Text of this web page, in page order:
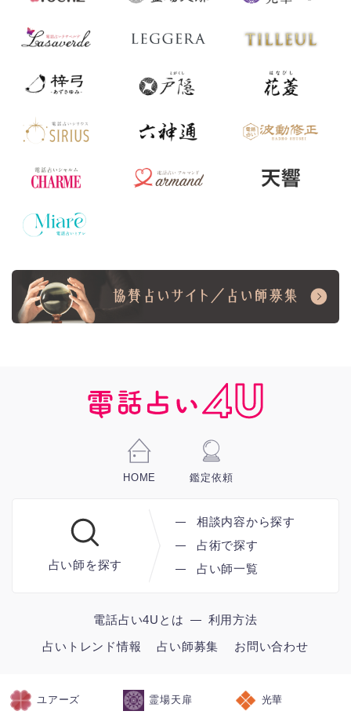
HOME 鑑定依頼
占い師を探す
相談内容から探す
占術で探す
占い師一覧
電話占い4Uとは
利用方法
占いトレンド情報
占い師募集 お問い合わせ
ユアーズ 霊場天扉 光華